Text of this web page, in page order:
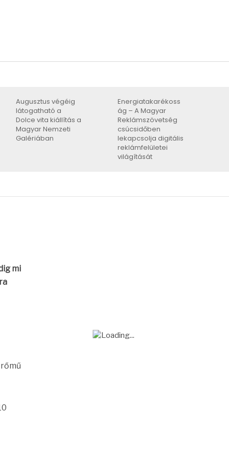
Augusztus végéig
látogatható a
Dolce vita kiállítás a
Magyar Nemzeti
Galériában
Energiatakarékoss
ág – A Magyar
Reklámszövetség
csúcsidőben
lekapcsolja digitális
reklámfelületei
világítását
mi